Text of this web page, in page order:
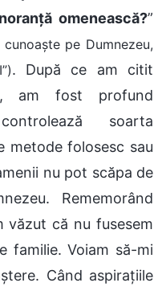
omenească?”
pe Dumnezeu,
. După ce am citit
am fost profund
soarta
metode folosesc sau
nu pot scăpa de
Rememorând
văzut că nu fusesem
familie. Voiam să-mi
Când aspirațiile